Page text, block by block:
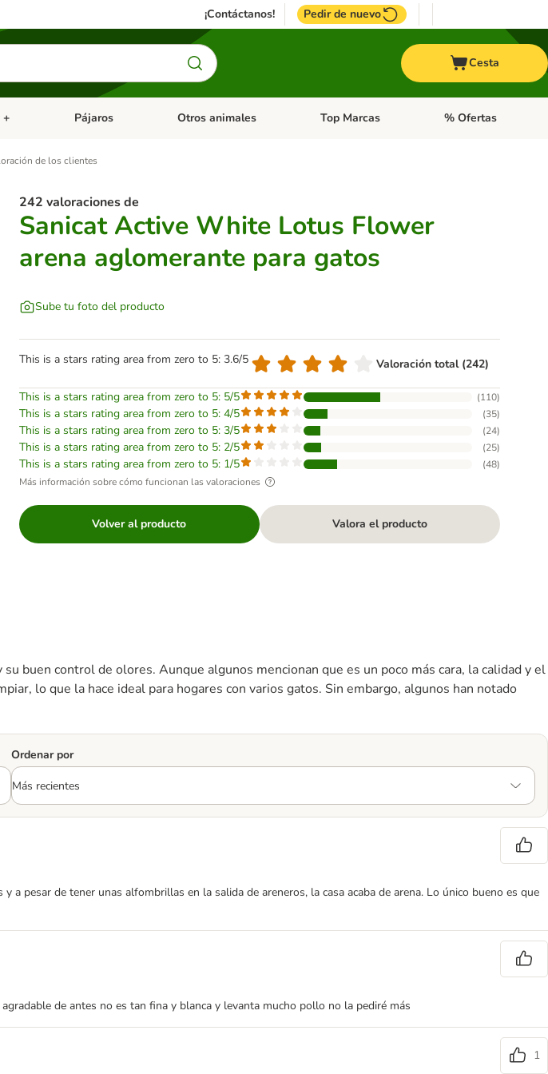
¡Contáctanos! Pedir de nuevo
Cesta
abierto: Antiparasitarios
+ Menú de categoria abierto: Roedores y +
Pájaros Menú de categoria abierto: Pájaros
Otros animales Menú de categoria abierto: Otros animales
Top Marcas Menú de categoria
% Ofertas
de los clientes
242 valoraciones de
Sanicat Active White Lotus Flower
arena aglomerante para gatos
Sube tu foto del producto
This is a stars rating area from zero to 5: 3.6/5 Valoración total (242)
This is a stars rating area from zero to 5: 5/5 (110)
This is a stars rating area from zero to 5: 4/5 (35)
This is a stars rating area from zero to 5: 3/5 (24)
This is a stars rating area from zero to 5: 2/5 (25)
This is a stars rating area from zero to 5: 1/5 (48)
Más información sobre cómo funcionan las valoraciones
Volver al producto Valora el producto
buen control de olores. Aunque algunos mencionan que es un poco más cara, la calidad y el
lo que la hace ideal para hogares con varios gatos. Sin embargo, algunos han notado
Ordenar por
pesar de tener unas alfombrillas en la salida de areneros, la casa acaba de arena. Lo único bueno es que
de antes no es tan fina y blanca y levanta mucho pollo no la pediré más
1